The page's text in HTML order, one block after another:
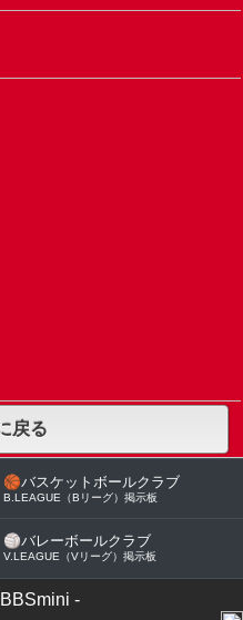
戻る
🏀バスケットボールクラブ
B.LEAGUE（Bリーグ）掲示板
🏐バレーボールクラブ
V.LEAGUE（Vリーグ）掲示板
-